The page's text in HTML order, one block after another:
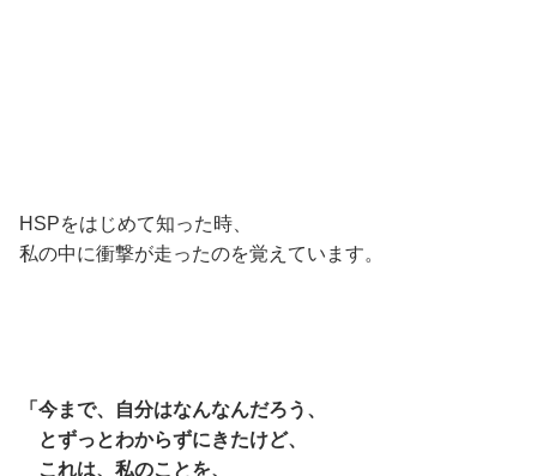
HSPをはじめて知った時、
私の中に衝撃が走ったのを覚えています。
「今まで、自分はなんなんだろう、
とずっとわからずにきたけど、
これは、私のことを、